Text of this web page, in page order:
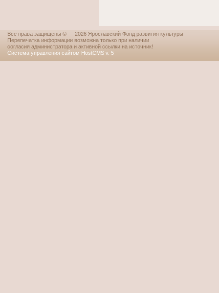
Все права защищены © — 2026 Ярославский Фонд развития культуры
Перепечатка информации возможна только при наличии
согласия администратора и активной ссылки на источник!
Система управления сайтом HostCMS v. 5